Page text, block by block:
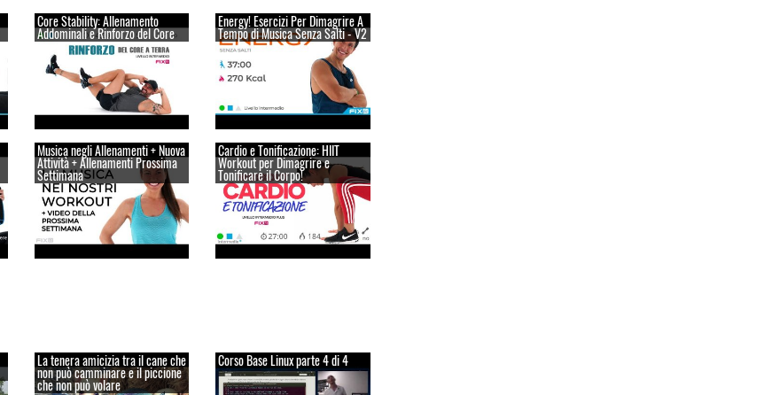
Core Stability: Allenamento
Addominali e Rinforzo del Core
Energy! Esercizi Per Dimagrire A
Tempo di Musica Senza Salti - V2
Musica negli Allenamenti + Nuova
Attività + Allenamenti Prossima
Settimana
Cardio e Tonificazione: HIIT
Workout per Dimagrire e
Tonificare il Corpo!
La tenera amicizia tra il cane che
non può camminare e il piccione
che non può volare
Corso Base Linux parte 4 di 4